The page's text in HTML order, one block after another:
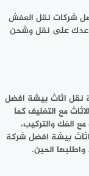
شركات نقل العفش
على نقل وشحن
نقل اثاث بيشة افضل
مع التغليف كما
الفك والتركيب،
بيشة افضل شركة
الحين.